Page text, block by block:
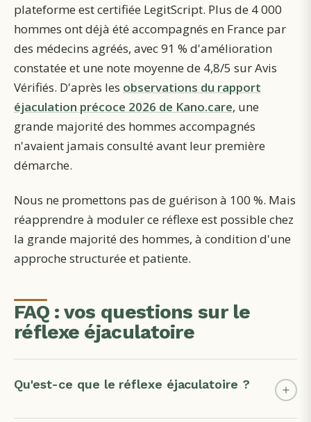
plateforme est certifiée LegitScript. Plus de 4 000
hommes ont déjà été accompagnés en France par
des médecins agréés, avec 91 % d'amélioration
constatée et une note moyenne de 4,8/5 sur Avis
Vérifiés. D'après les observations du rapport
éjaculation précoce 2026 de Kano.care, une
grande majorité des hommes accompagnés
n'avaient jamais consulté avant leur première
démarche.
Nous ne promettons pas de guérison à 100 %. Mais
réapprendre à moduler ce réflexe est possible chez
la grande majorité des hommes, à condition d'une
approche structurée et patiente.
FAQ : vos questions sur le
réflexe éjaculatoire
Qu'est-ce que le réflexe éjaculatoire ?